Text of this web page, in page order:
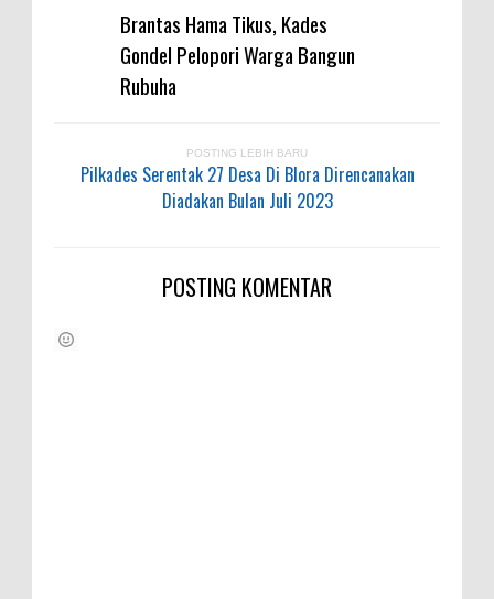
Brantas Hama Tikus, Kades
Gondel Pelopori Warga Bangun
Rubuha
POSTING LEBIH BARU
Pilkades Serentak 27 Desa Di Blora Direncanakan
Diadakan Bulan Juli 2023
POSTING KOMENTAR